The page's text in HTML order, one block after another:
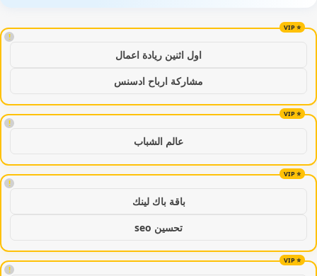
!
اول اثنين ريادة اعمال
مشاركة ارباح ادسنس
!
عالم الشباب
!
باقة باك لينك
تحسين seo
!